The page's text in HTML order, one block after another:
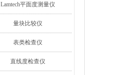
Lamtech平面度测量仪
量块比较仪
表类检查仪
直线度检查仪